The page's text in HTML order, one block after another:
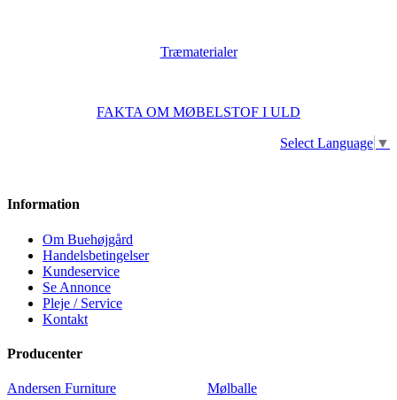
Træmaterialer
FAKTA OM MØBELSTOF I ULD
Select Language ▼
Information
Om Buehøjgård
Handelsbetingelser
Kundeservice
Se Annonce
Pleje / Service
Kontakt
Producenter
Andersen Furniture
Mølballe